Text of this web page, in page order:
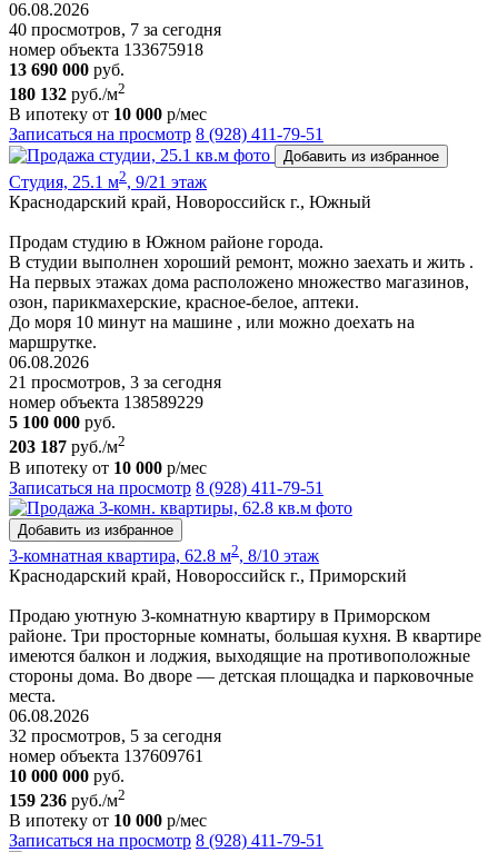
06.08.2026
40 просмотров, 7 за сегодня
номер объекта 133675918
13 690 000 руб.
180 132 руб./м2
В ипотеку от 10 000 р/мес
Записаться на просмотр 8 (928) 411-79-51
Добавить из избранное
Студия, 25.1 м2, 9/21 этаж
Краснодарский край, Новороссийск г., Южный
Продам студию в Южном районе города.
В студии выполнен хороший ремонт, можно заехать и жить .
На первых этажах дома расположено множество магазинов,
озон, парикмахерские, красное-белое, аптеки.
До моря 10 минут на машине , или можно доехать на
маршрутке.
06.08.2026
21 просмотров, 3 за сегодня
номер объекта 138589229
5 100 000 руб.
203 187 руб./м2
В ипотеку от 10 000 р/мес
Записаться на просмотр 8 (928) 411-79-51
Добавить из избранное
3-комнатная квартира, 62.8 м2, 8/10 этаж
Краснодарский край, Новороссийск г., Приморский
Продаю уютную 3-комнатную квартиру в Приморском
районе. Три просторные комнаты, большая кухня. В квартире
имеются балкон и лоджия, выходящие на противоположные
стороны дома. Во дворе — детская площадка и парковочные
места.
06.08.2026
32 просмотров, 5 за сегодня
номер объекта 137609761
10 000 000 руб.
159 236 руб./м2
В ипотеку от 10 000 р/мес
Записаться на просмотр 8 (928) 411-79-51